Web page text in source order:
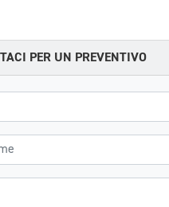
PER UN PREVENTIVO